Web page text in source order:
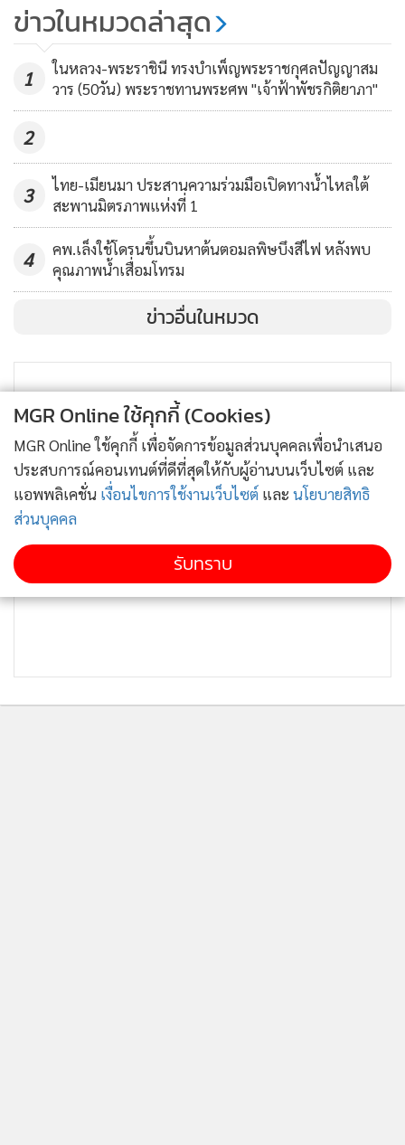
4,407
แล้ว 37 สมุทรปราการพบคลัสเตอร์
เพิ่ม รง.เฟอร์นิเจอร์-เสื้อผ้าสำเร็จรูป
ข่าวในหมวดล่าสุด
1
ในหลวง-พระราชินี ทรงบำเพ็ญพระราชกุศลปัญญาสม
วาร (50วัน) พระราชทานพระศพ "เจ้าฟ้าพัชรกิติยาภา"
2
3
ไทย-เมียนมา ประสานความร่วมมือเปิดทางน้ำไหลใต้
สะพานมิตรภาพแห่งที่ 1
4
คพ.เล็งใช้โดรนขึ้นบินหาต้นตอมลพิษบึงสีไฟ หลังพบ
คุณภาพน้ำเสื่อมโทรม
ข่าวอื่นในหมวด
MGR Online ใช้คุกกี้ (Cookies)
MGR Online ใช้คุกกี้ เพื่อจัดการข้อมูลส่วนบุคคลเพื่อนำเสนอ
ประสบการณ์คอนเทนต์ที่ดีที่สุดให้กับผู้อ่านบนเว็บไซต์ และ
แอพพลิเคชั่น เงื่อนไขการใช้งานเว็บไซต์ และ นโยบายสิทธิ
ส่วนบุคคล
รับทราบ